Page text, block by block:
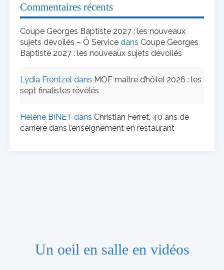
Commentaires récents
Coupe Georges Baptiste 2027 : les nouveaux
sujets dévoilés – Ô Service dans Coupe Georges
Baptiste 2027 : les nouveaux sujets dévoilés
Lydia Frentzel dans MOF maître d’hôtel 2026 : les
sept finalistes révélés
Hélène BINET dans Christian Ferret, 40 ans de
carrière dans l’enseignement en restaurant
Un oeil en salle en vidéos